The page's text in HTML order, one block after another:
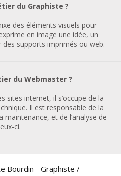
du Graphiste ?
des éléments visuels pour
en image une idée, un
supports imprimés ou web.
du Webmaster ?
sites internet, il s’occupe de la
Il est responsable de la
maintenance, et de l’analyse de
ci.
Bourdin - Graphiste /